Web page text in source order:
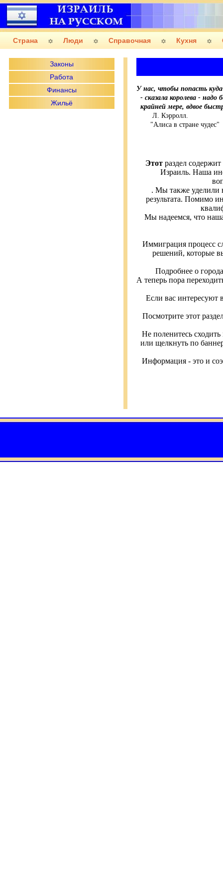
Страна Люди Справочная Кухня
Законы
Работа
Финансы
Жильё
У нас, чтобы попасть
- сказала королева - надо
крайней мере, вдвое
Л. Кэрролл.
"Алиса в стране чудес"
Этот раздел
Израиль. Наша
. Мы также
результата. Помимо
Мы надеемся, что
Иммиграция процесс
решений, которые
Подробнее о
А теперь пора
Если вас интересуют
Посмотрите этот
Не поленитесь
или щелкнуть по
Информация - это и